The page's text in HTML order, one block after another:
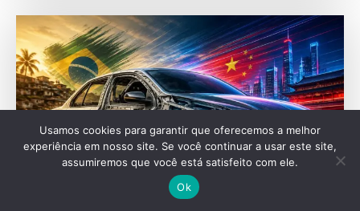
Usamos cookies para garantir que oferecemos a melhor
experiência em nosso site. Se você continuar a usar este site,
assumiremos que você está satisfeito com ele.
Ok